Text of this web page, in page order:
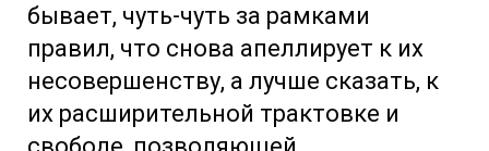
бывает, чуть-чуть за рамками
правил, что снова апеллирует к их
несовершенству, а лучше сказать, к
их расширительной трактовке и